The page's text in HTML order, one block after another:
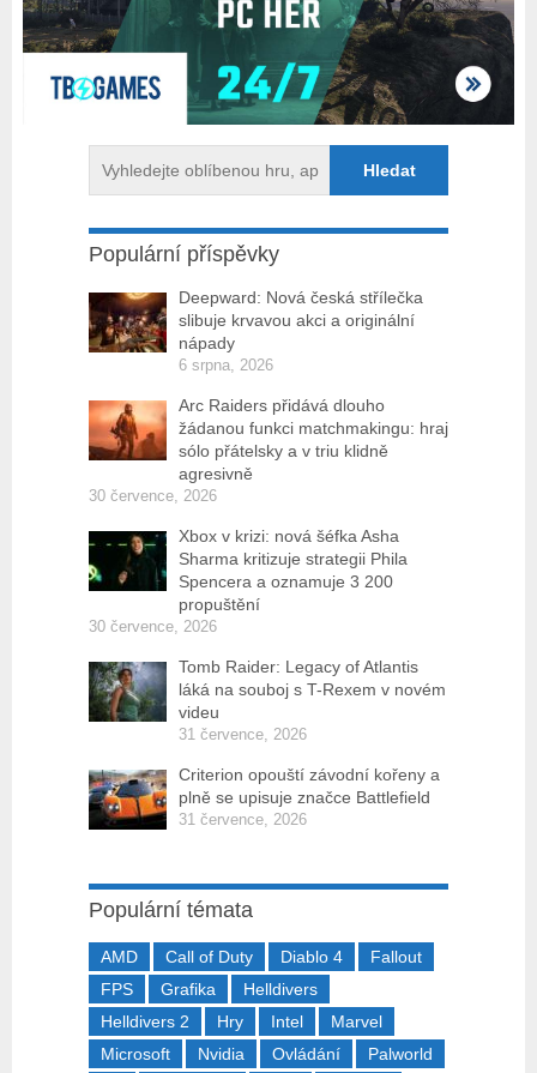
Populární příspěvky
Deepward: Nová česká střílečka
slibuje krvavou akci a originální
nápady
6 srpna, 2026
Arc Raiders přidává dlouho
žádanou funkci matchmakingu: hraj
sólo přátelsky a v triu klidně
agresivně
30 července, 2026
Xbox v krizi: nová šéfka Asha
Sharma kritizuje strategii Phila
Spencera a oznamuje 3 200
propuštění
30 července, 2026
Tomb Raider: Legacy of Atlantis
láká na souboj s T-Rexem v novém
videu
31 července, 2026
Criterion opouští závodní kořeny a
plně se upisuje značce Battlefield
31 července, 2026
Populární témata
AMD Call of Duty Diablo 4
Fallout
FPS
Grafika
Helldivers
Helldivers 2
Hry Intel
Marvel
Microsoft
Nvidia Ovládání
Palworld